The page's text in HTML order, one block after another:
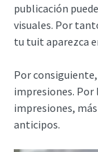
publicación
visuales. Por
tu tuit aparezca
Por
impresiones. Por
impresiones,
anticipos.